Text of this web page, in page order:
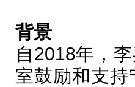
背景
自2018年，
室鼓励和支